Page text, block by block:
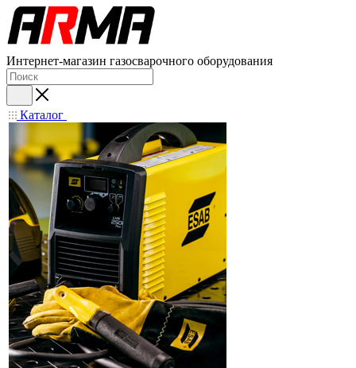
Интернет-магазин газосварочного оборудования
Каталог